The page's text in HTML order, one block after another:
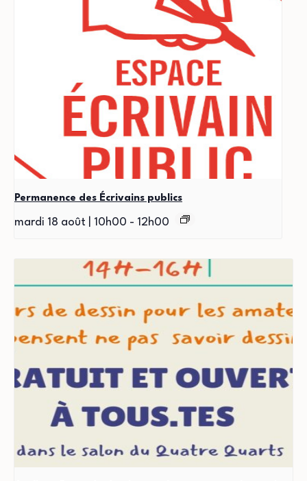
Permanence des Écrivains publics
mardi 18 août | 10h00 - 12h00